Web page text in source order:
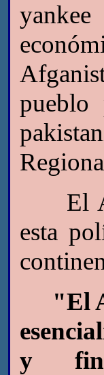
pueblo
El
esta
"El
y